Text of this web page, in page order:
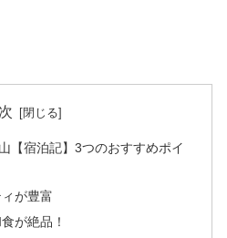
【宿泊記】3つのおすすめポイ
が豊富
が絶品！